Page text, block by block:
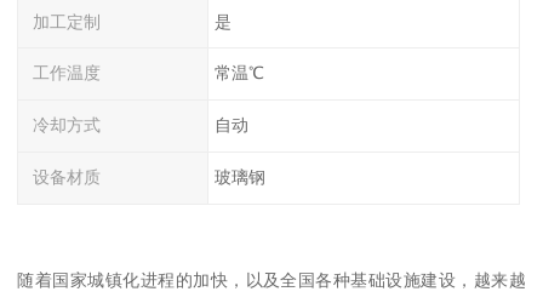
加工定制 是
工作温度 常温℃
冷却方式 自动
设备材质 玻璃钢
随着国家城镇化进程的加快，以及全国各种基础设施建设，越来越